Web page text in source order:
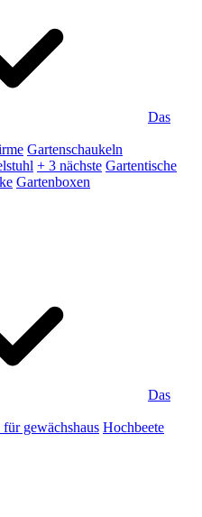
Das
Gartenschaukeln
+ 3 nächste Gartentische
Gartenboxen
Das
gewächshaus Hochbeete